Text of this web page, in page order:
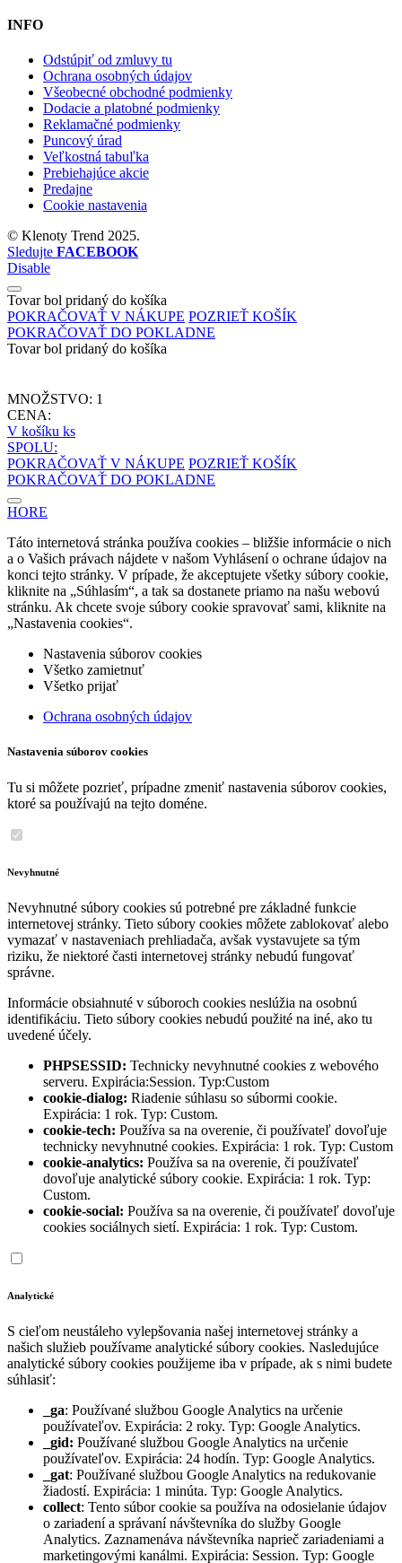
INFO
Odstúpiť od zmluvy tu
Ochrana osobných údajov
Všeobecné obchodné podmienky
Dodacie a platobné podmienky
Reklamačné podmienky
Puncový úrad
Veľkostná tabuľka
Prebiehajúce akcie
Predajne
Cookie nastavenia
© Klenoty Trend 2025.
Sledujte FACEBOOK
Disable
Tovar bol pridaný do košíka
POKRAČOVAŤ V NÁKUPE POZRIEŤ KOŠÍK
POKRAČOVAŤ DO POKLADNE
Tovar bol pridaný do košíka
MNOŽSTVO: 1
CENA:
V košíku ks
SPOLU:
POKRAČOVAŤ V NÁKUPE POZRIEŤ KOŠÍK
POKRAČOVAŤ DO POKLADNE
HORE
Táto internetová stránka používa cookies – bližšie informácie o nich
a o Vašich právach nájdete v našom Vyhlásení o ochrane údajov na
konci tejto stránky. V prípade, že akceptujete všetky súbory cookie,
kliknite na „Súhlasím“, a tak sa dostanete priamo na našu webovú
stránku. Ak chcete svoje súbory cookie spravovať sami, kliknite na
„Nastavenia cookies“.
Nastavenia súborov cookies
Všetko zamietnuť
Všetko prijať
Ochrana osobných údajov
Nastavenia súborov cookies
Tu si môžete pozrieť, prípadne zmeniť nastavenia súborov cookies,
ktoré sa používajú na tejto doméne.
Nevyhnutné
Nevyhnutné súbory cookies sú potrebné pre základné funkcie
internetovej stránky. Tieto súbory cookies môžete zablokovať alebo
vymazať v nastaveniach prehliadača, avšak vystavujete sa tým
riziku, že niektoré časti internetovej stránky nebudú fungovať
správne.
Informácie obsiahnuté v súboroch cookies neslúžia na osobnú
identifikáciu. Tieto súbory cookies nebudú použité na iné, ako tu
uvedené účely.
PHPSESSID: Technicky nevyhnutné cookies z webového
serveru. Expirácia:Session. Typ:Custom
cookie-dialog: Riadenie súhlasu so súbormi cookie.
Expirácia: 1 rok. Typ: Custom.
cookie-tech: Používa sa na overenie, či používateľ dovoľuje
technicky nevyhnutné cookies. Expirácia: 1 rok. Typ: Custom
cookie-analytics: Používa sa na overenie, či používateľ
dovoľuje analytické súbory cookie. Expirácia: 1 rok. Typ:
Custom.
cookie-social: Používa sa na overenie, či používateľ dovoľuje
cookies sociálnych sietí. Expirácia: 1 rok. Typ: Custom.
Analytické
S cieľom neustáleho vylepšovania našej internetovej stránky a
našich služieb používame analytické súbory cookies. Nasledujúce
analytické súbory cookies použijeme iba v prípade, ak s nimi budete
súhlasiť:
_ga: Používané službou Google Analytics na určenie
používateľov. Expirácia: 2 roky. Typ: Google Analytics.
_gid: Používané službou Google Analytics na určenie
používateľov. Expirácia: 24 hodín. Typ: Google Analytics.
_gat: Používané službou Google Analytics na redukovanie
žiadostí. Expirácia: 1 minúta. Typ: Google Analytics.
collect: Tento súbor cookie sa používa na odosielanie údajov
o zariadení a správaní návštevníka do služby Google
Analytics. Zaznamenáva návštevníka naprieč zariadeniami a
marketingovými kanálmi. Expirácia: Session. Typ: Google